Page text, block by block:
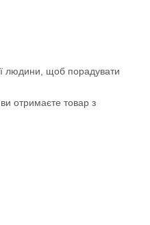
людини, щоб порадувати
отримаєте товар з